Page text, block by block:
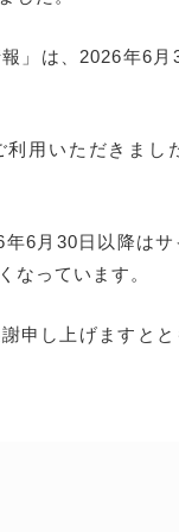
」は、2026年6
用いただきまし
6月30日以降は
なっています。
申し上げますと